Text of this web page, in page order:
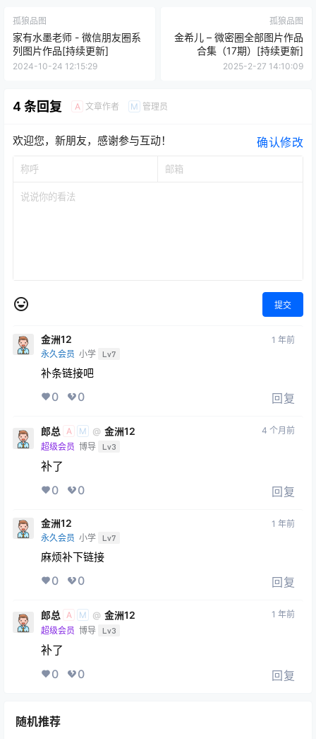
孤狼品图
家有水墨老师 - 微信朋友圈系
列图片作品[持续更新]
2024-10-24 12:15:29
孤狼品图
金希儿 – 微密圈全部图片作品
合集（17期）[持续更新]
2025-2-27 14:10:09
4 条回复 A 文章作者 M 管理员
欢迎您，新朋友，感谢参与互动！ 确认修改
提交
金洲12
永久会员 小学 Lv7
1 年前
补条链接吧
0 0 回复
郎总 A M @ 金洲12
超级会员 博导 Lv3
4 个月前
补了
0
0 回复
金洲12
永久会员 小学 Lv7
1 年前
麻烦补下链接
0 0 回复
郎总 A M @ 金洲12
超级会员 博导 Lv3
1 年前
补了
0
0 回复
随机推荐